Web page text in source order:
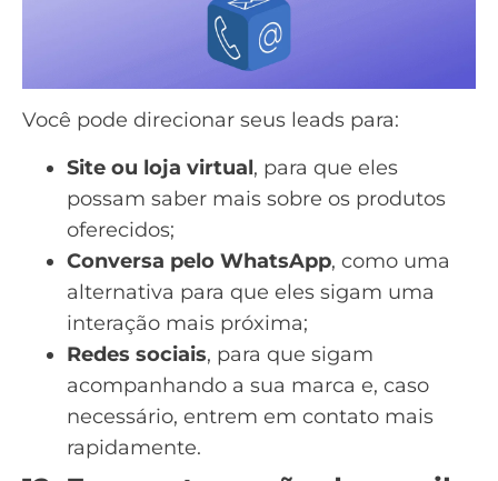
Você pode direcionar seus leads para:
Site ou loja virtual, para que eles
possam saber mais sobre os produtos
oferecidos;
Conversa pelo WhatsApp, como uma
alternativa para que eles sigam uma
interação mais próxima;
Redes sociais, para que sigam
acompanhando a sua marca e, caso
necessário, entrem em contato mais
rapidamente.